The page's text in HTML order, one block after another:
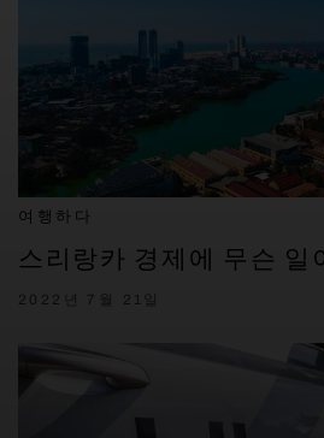
여행하다
스리랑카 경제에 무슨 일
2022년 7월 21일